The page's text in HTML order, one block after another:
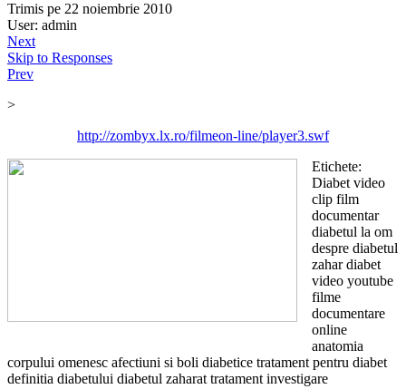
Trimis pe 22 noiembrie 2010
User: admin
Next
Skip to Responses
Prev
>
http://zombyx.lx.ro/filmeon-line/player3.swf
Etichete:
Diabet video
clip film
documentar
diabetul la om
despre diabetul
zahar diabet
video youtube
filme
documentare
online
anatomia
corpului omenesc afectiuni si boli diabetice tratament pentru diabet
definitia diabetului diabetul zaharat tratament investigare